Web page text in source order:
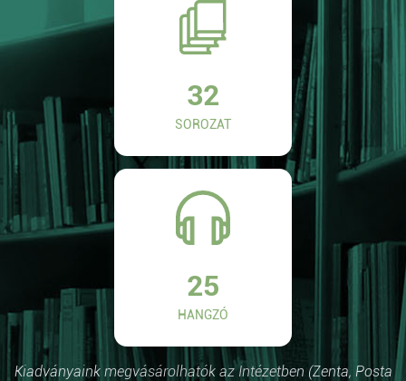
32
SOROZAT
25
HANGZÓ
Kiadványaink megvásárolhatók az Intézetben (Zenta, Posta